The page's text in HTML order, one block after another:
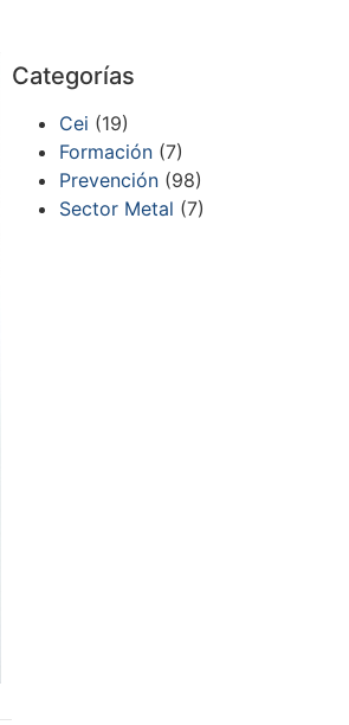
Categorías
Cei (19)
Formación (7)
Prevención (98)
Sector Metal (7)